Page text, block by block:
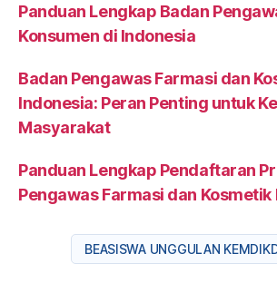
Panduan Lengkap Badan
Konsumen di Indonesia
Badan Pengawas Farmasi dan
Indonesia: Peran Penting untuk
Masyarakat
Panduan Lengkap Pendaftaran
Pengawas Farmasi dan Kosmetik
BEASISWA UNGGULAN